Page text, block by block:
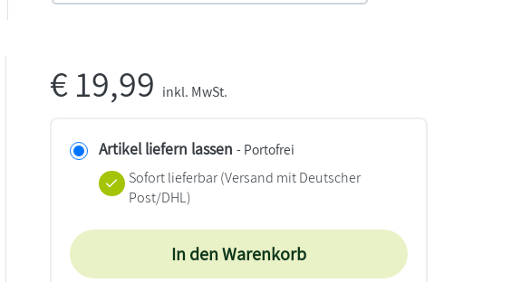
€19,99 inkl. MwSt.
Artikel liefern lassen - Portofrei
Sofort lieferbar(Versand mit Deutscher
Post/DHL)
In den Warenkorb